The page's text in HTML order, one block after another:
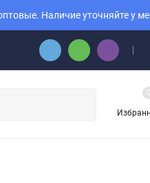
Наличие уточняйте у
0